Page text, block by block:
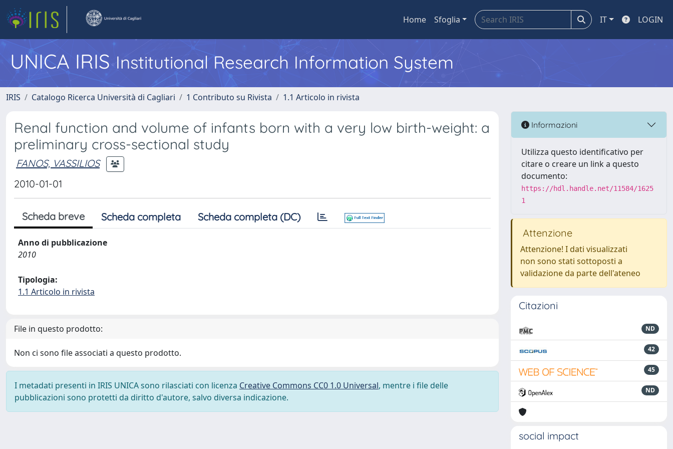
Home Sfoglia IT LOGIN
UNICA IRISInstitutional Research Information System
IRIS Catalogo Ricerca Università di Cagliari 1 Contributo su Rivista 1.1 Articolo in rivista
Renal function and volume of infants born with a very low birth-weight: a
preliminary cross-sectional study
FANOS, VASSILIOS
2010-01-01
Scheda breve Scheda completa Scheda completa (DC)
Anno di pubblicazione
2010
Tipologia:
1.1 Articolo in rivista
File in questo prodotto:
Non ci sono file associati a questo prodotto.
I metadati presenti in IRIS UNICA sono rilasciati con licenza Creative Commons CC0 1.0 Universal, mentre i file delle
pubblicazioni sono protetti da diritto d'autore, salvo diversa indicazione.
Informazioni
Utilizza questo identificativo per
citare o creare un link a questo
documento:
https://hdl.handle.net/11584/1625
1
Attenzione
Attenzione! I dati visualizzati
non sono stati sottoposti a
validazione da parte dell'ateneo
Citazioni
ND
42
45
ND
social impact